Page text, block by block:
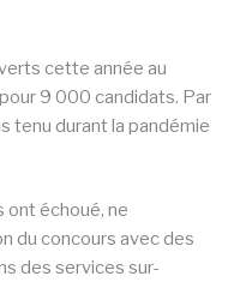
cette année au
9 000 candidats. Par
tenu durant la pandémie
ont échoué, ne
du concours avec des
des services sur-